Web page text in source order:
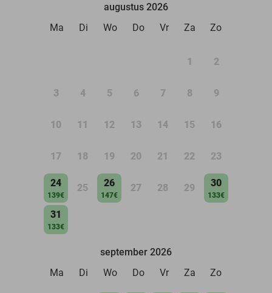
augustus 2026
Ma
Di Wo Do Vr Za Zo
1 2
3 4 5 6 7 8 9
10 11 12 13 14 15 16
17 18 19 20 21 22 23
24
139€
25 26
147€
27 28 29 30
133€
31
133€
september 2026
Ma
Di Wo Do Vr Za Zo